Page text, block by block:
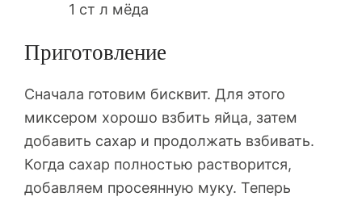
1 ст л мёда
Приготовление
Сначала готовим бисквит. Для этого
миксером хорошо взбить яйца, затем
добавить сахар и продолжать взбивать.
Когда сахар полностью растворится,
добавляем просеянную муку. Теперь